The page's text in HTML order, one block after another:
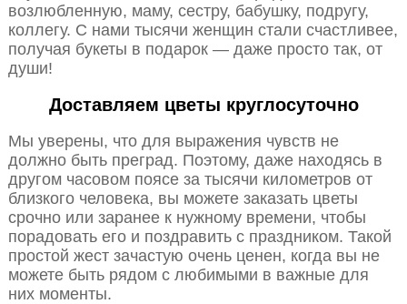
возлюбленную, маму, сестру, бабушку, подругу,
коллегу. С нами тысячи женщин стали счастливее,
получая букеты в подарок — даже просто так, от
души!
Доставляем цветы круглосуточно
Мы уверены, что для выражения чувств не
должно быть преград. Поэтому, даже находясь в
другом часовом поясе за тысячи километров от
близкого человека, вы можете заказать цветы
срочно или заранее к нужному времени, чтобы
порадовать его и поздравить с праздником. Такой
простой жест зачастую очень ценен, когда вы не
можете быть рядом с любимыми в важные для
них моменты.